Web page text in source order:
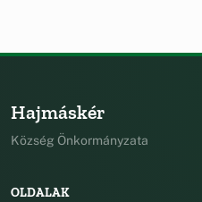
Hajmáskér
Község Önkormányzata
OLDALAK